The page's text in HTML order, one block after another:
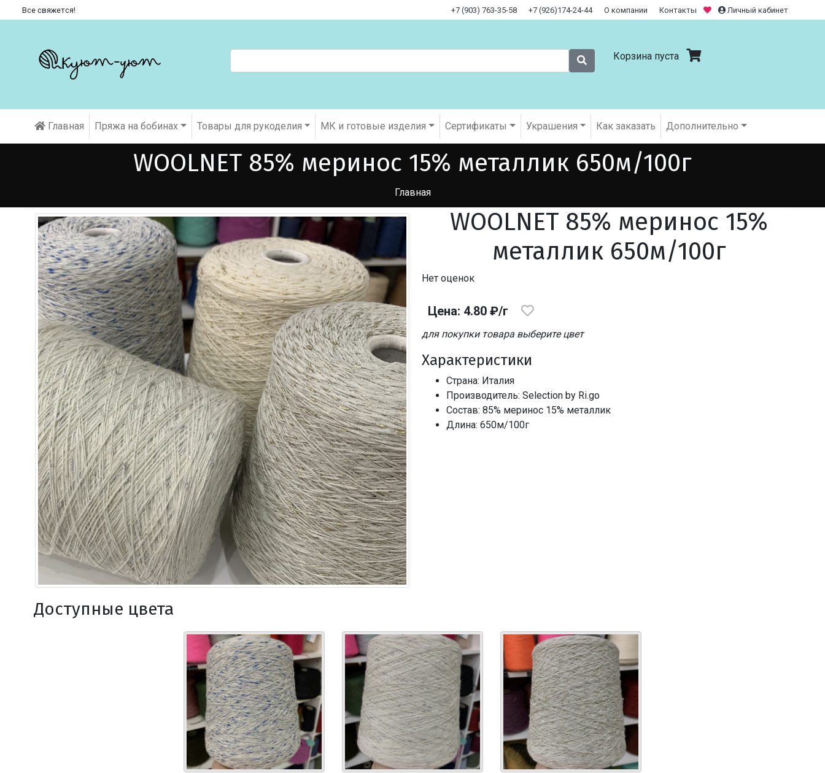
Все свяжется! +7 (903) 763-35-58 +7 (926)174-24-44 О компании Контакты Личный кабинет
Корзина пуста
Главная Пряжа на бобинах Товары для рукоделия МК и готовые изделия Cертификаты Украшения Как заказать Дополнительно
WOOLNET 85% меринос 15% металлик 650м/100г
Главная
WOOLNET 85% меринос 15%
металлик 650м/100г
Нет оценок
Цена: 4.80 ₽/г
для покупки товара выберите цвет
Характеристики
Страна: Италия
Производитель: Selection by Ri.go
Состав: 85% меринос 15% металлик
Длина: 650м/100г
Доступные цвета